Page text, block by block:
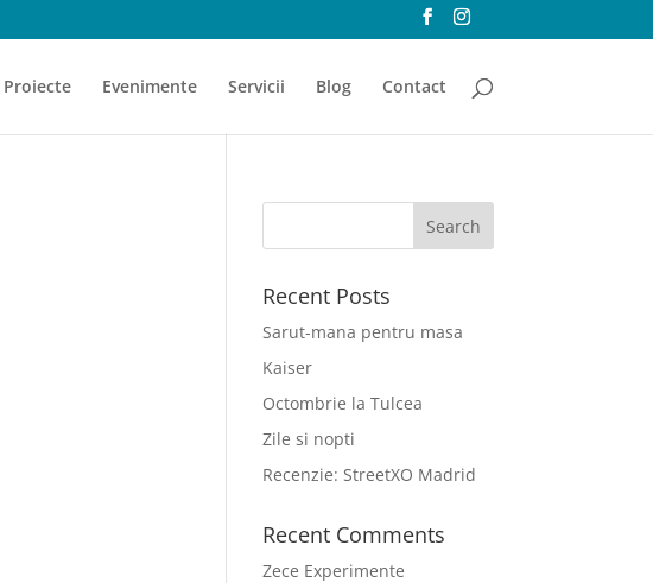
Proiecte Evenimente Servicii Blog Contact
Recent Posts
Sarut-mana pentru masa
Kaiser
Octombrie la Tulcea
Zile si nopti
Recenzie: StreetXO Madrid
Recent Comments
Zece Experimente